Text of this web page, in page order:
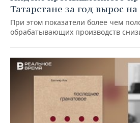
Татарстане за год вырос на
При этом показатели более чем
обрабатывающих производств